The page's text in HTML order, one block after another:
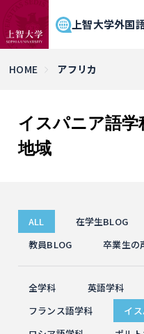
上智大学外国
HOME アフリカ
イスパニア語学
地域
ALL 在学生BLOG
教員BLOG
卒業生の
全学科 英語学科
フランス語学科
イ